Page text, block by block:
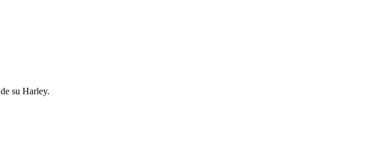
su Harley.